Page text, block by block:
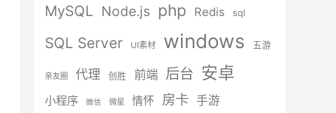
MySQL Node.js php Redis sql
SQL Server UI素材 windows 五游
亲友圈 代理 创胜 前端 后台 安卓
小程序 微信 微星 情怀 房卡 手游